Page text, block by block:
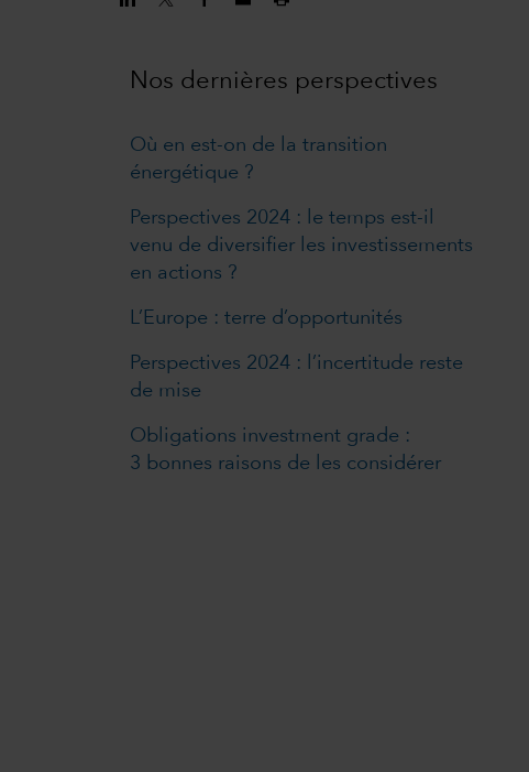
Nos dernières perspectives
Où en est-on de la transition
énergétique ?
Perspectives 2024 : le temps est-il
venu de diversifier les investissements
en actions ?
L’Europe : terre d’opportunités
Perspectives 2024 : l’incertitude reste
de mise
Obligations investment grade :
3 bonnes raisons de les considérer